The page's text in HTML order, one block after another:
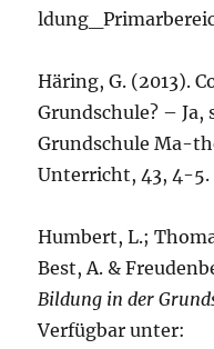
Häring, G. (2013).
Grundschule? –
Grundschule Ma-
Unterricht, 43, 4-5.
Humbert, L.;
Best, A. &
Bildung in der
Verfügbar unter: